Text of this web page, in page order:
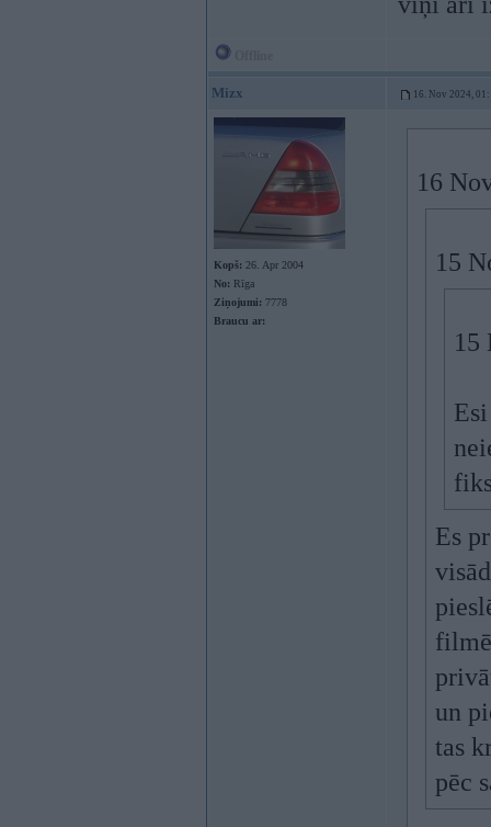
Mizx 16. Nov 2024,
Kopš: 26. Apr 2004
No: Rīga
Ziņojumi: 7778
Braucu ar:
16
15
15
Es
un
tas
pēc